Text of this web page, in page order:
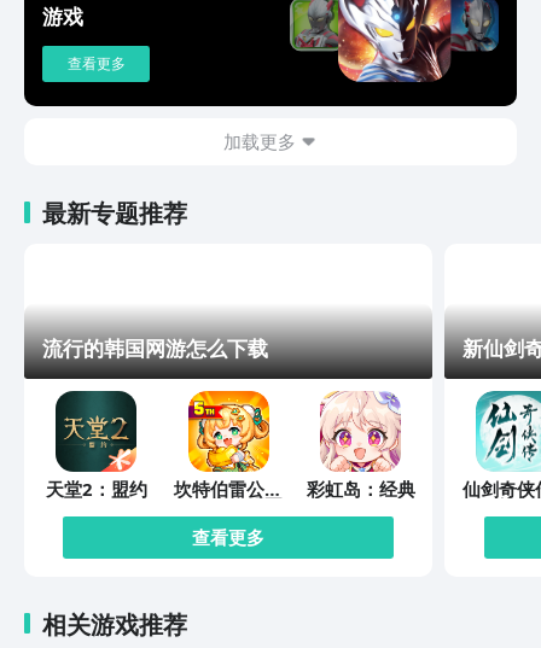
游戏
查看更多
加载更多
最新专题推荐
流行的韩国网游怎么下载
天堂2：盟约 坎特伯雷公主
与骑士唤醒冠
军之剑的奇幻
冒险
彩虹岛：经典
查看更多
新仙剑
仙剑奇侠
缘起
相关游戏推荐